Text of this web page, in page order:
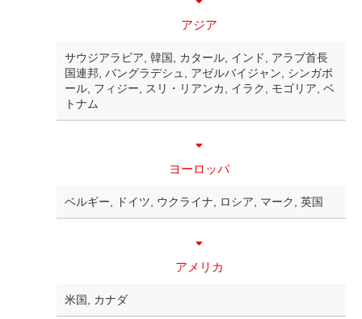
アジア
サウジアラビア, 韓国, カタール, インド, アラブ首長
国連邦, バングラデシュ, アゼルバイジャン, シンガポ
ール, フィジー, スリ・リアンカ, イラク, モゴリア, ベ
トナム
ヨーロッパ
ベルギー, ドイツ, ウクライナ, ロシア, マーク, 英国
アメリカ
米国, カナダ